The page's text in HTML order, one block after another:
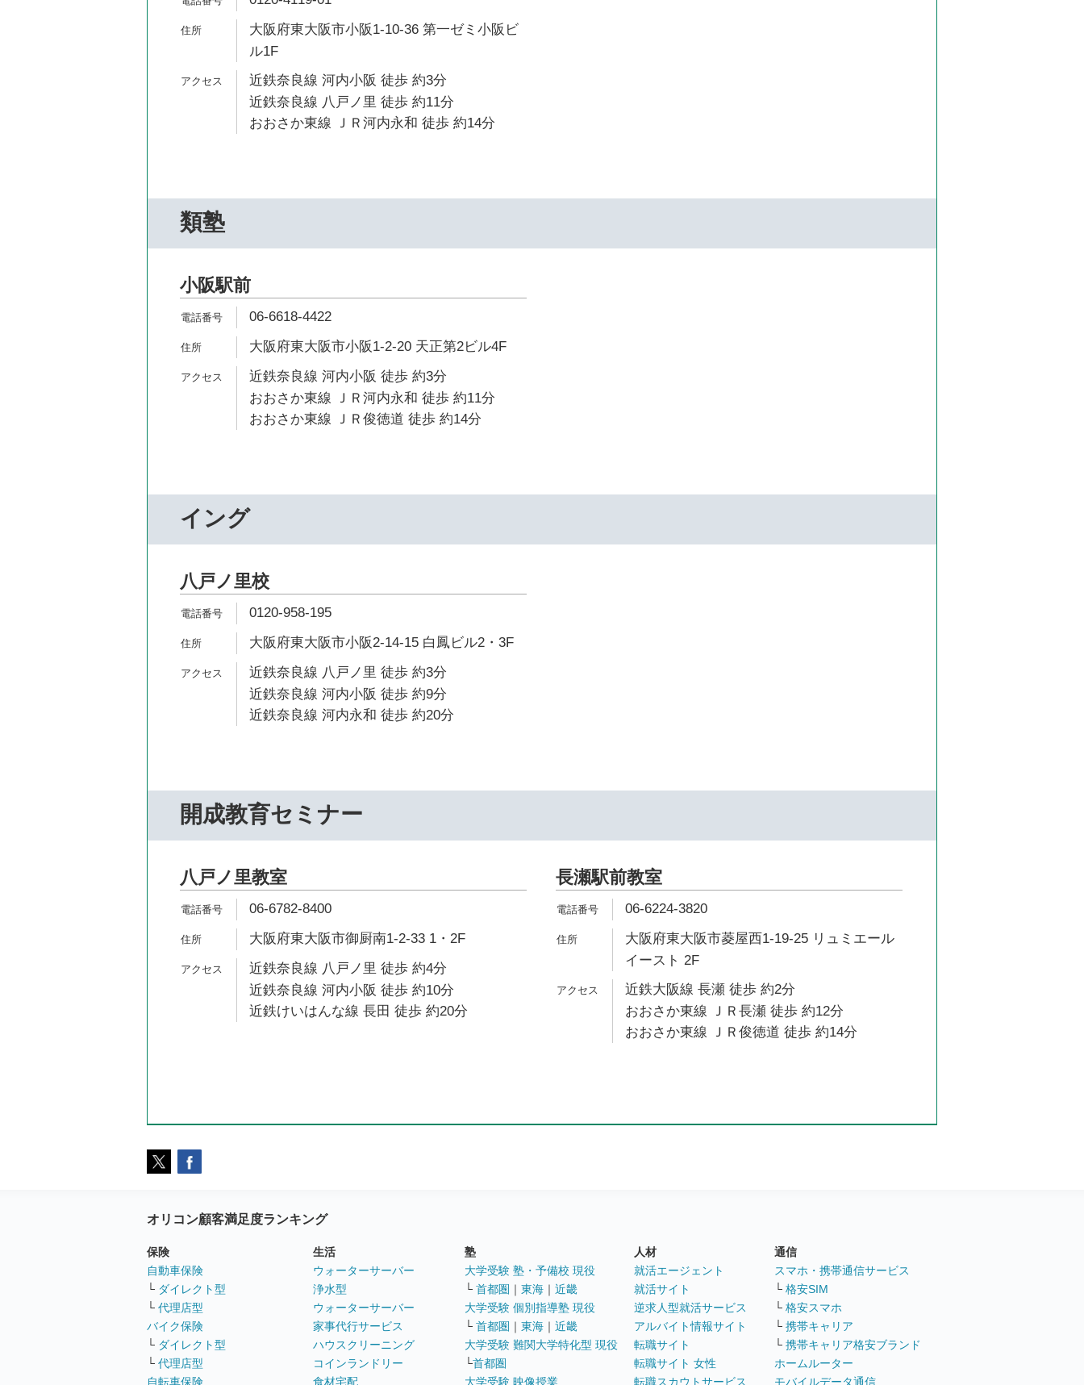
大阪府東大阪市小阪1-10-36 第一ゼミ小阪ビ
ル1F
近鉄奈良線 河内小阪 徒歩 約3分
近鉄奈良線 八戸ノ里 徒歩 約11分
おおさか東線 ＪＲ河内永和 徒歩 約14分
類塾
小阪駅前
06-6618-4422
大阪府東大阪市小阪1-2-20 天正第2ビル4F
近鉄奈良線 河内小阪 徒歩 約3分
おおさか東線 ＪＲ河内永和 徒歩 約11分
おおさか東線 ＪＲ俊徳道 徒歩 約14分
イング
八戸ノ里校
0120-958-195
大阪府東大阪市小阪2-14-15 白鳳ビル2・3F
近鉄奈良線 八戸ノ里 徒歩 約3分
近鉄奈良線 河内小阪 徒歩 約9分
近鉄奈良線 河内永和 徒歩 約20分
開成教育セミナー
八戸ノ里教室
06-6782-8400
大阪府東大阪市御厨南1-2-33 1・2F
近鉄奈良線 八戸ノ里 徒歩 約4分
近鉄奈良線 河内小阪 徒歩 約10分
近鉄けいはんな線 長田 徒歩 約20分
長瀬駅前教室
06-6224-3820
大阪府東大阪市菱屋西1-19-25 リュミエール
イースト 2F
近鉄大阪線 長瀬 徒歩 約2分
おおさか東線 ＪＲ長瀬 徒歩 約12分
おおさか東線 ＪＲ俊徳道 徒歩 約14分
オリコン顧客満足度ランキング
保険
自動車保険
└ ダイレクト型
└ 代理店型
バイク保険
└ ダイレクト型
└ 代理店型
自転車保険
生活
ウォーターサーバー
浄水型
ウォーターサーバー
家事代行サービス
ハウスクリーニング
コインランドリー
食材宅配
塾
大学受験 塾・予備校 現役
└ 首都圏 ｜ 東海 ｜ 近畿
大学受験 個別指導塾 現役
└ 首都圏 ｜ 東海 ｜ 近畿
大学受験 難関大学特化型 現役
└首都圏
大学受験 映像授業
人材
就活エージェント
就活サイト
逆求人型就活サービス
アルバイト情報サイト
転職サイト
転職サイト 女性
転職スカウトサービス
通信
スマホ・携帯通信サービス
└ 格安SIM
└ 格安スマホ
└ 携帯キャリア
└ 携帯キャリア格安ブランド
ホームルーター
モバイルデータ通信